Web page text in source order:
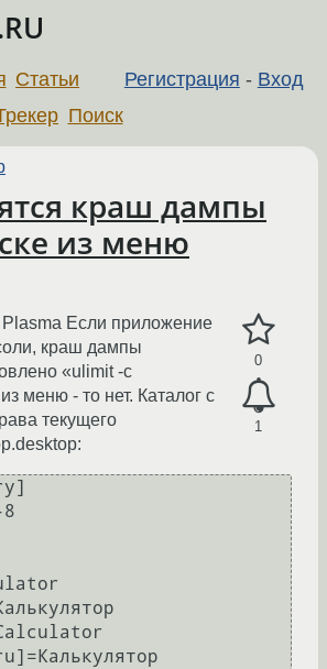
Регистрация - Вход
Статьи
Поиск
краш дампы
из меню
0
1
Если приложение
краш дампы
«ulimit -c
меню - то нет. Каталог с
текущего